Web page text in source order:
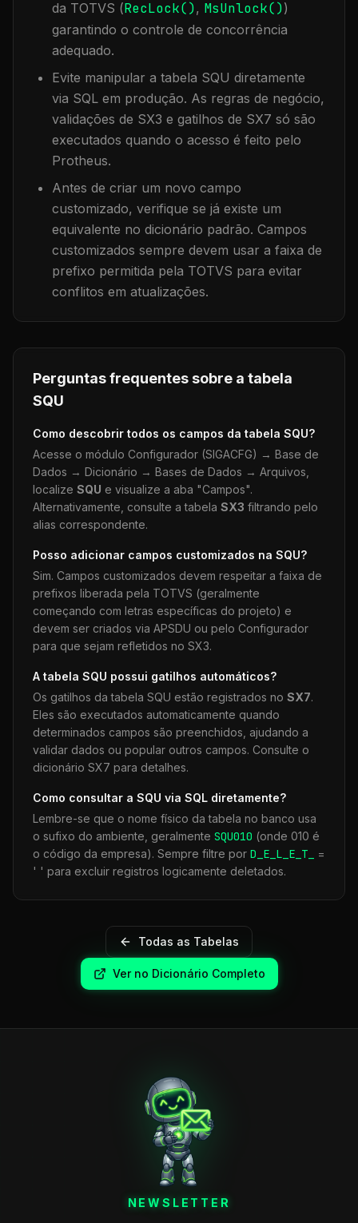
da TOTVS (RecLock(), MsUnlock())
garantindo o controle de concorrência
adequado.
Evite manipular a tabela SQU diretamente
via SQL em produção. As regras de negócio,
validações de SX3 e gatilhos de SX7 só são
executados quando o acesso é feito pelo
Protheus.
Antes de criar um novo campo
customizado, verifique se já existe um
equivalente no dicionário padrão. Campos
customizados sempre devem usar a faixa de
prefixo permitida pela TOTVS para evitar
conflitos em atualizações.
Perguntas frequentes sobre a tabela
SQU
Como descobrir todos os campos da tabela SQU?
Acesse o módulo Configurador (SIGACFG) → Base de
Dados → Dicionário → Bases de Dados → Arquivos,
localize SQU e visualize a aba "Campos".
Alternativamente, consulte a tabela SX3 filtrando pelo
alias correspondente.
Posso adicionar campos customizados na SQU?
Sim. Campos customizados devem respeitar a faixa de
prefixos liberada pela TOTVS (geralmente
começando com letras específicas do projeto) e
devem ser criados via APSDU ou pelo Configurador
para que sejam refletidos no SX3.
A tabela SQU possui gatilhos automáticos?
Os gatilhos da tabela SQU estão registrados no SX7.
Eles são executados automaticamente quando
determinados campos são preenchidos, ajudando a
validar dados ou popular outros campos. Consulte o
dicionário SX7 para detalhes.
Como consultar a SQU via SQL diretamente?
Lembre-se que o nome físico da tabela no banco usa
o sufixo do ambiente, geralmente SQU010 (onde 010 é
o código da empresa). Sempre filtre por D_E_L_E_T_
=
' ' para excluir registros logicamente deletados.
Todas as Tabelas
Ver no Dicionário Completo
NEWSLETTER